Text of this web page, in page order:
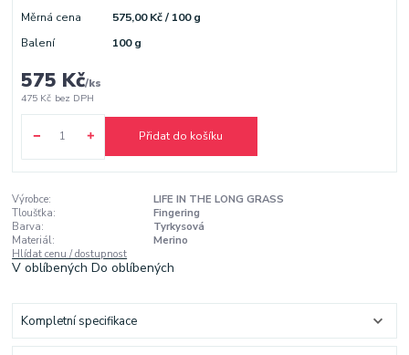
Měrná cena
575,00 Kč / 100 g
Balení
100 g
575 Kč/ks
475 Kč bez DPH
Přidat do košíku
Výrobce:
LIFE IN THE LONG GRASS
Tloušťka:
Fingering
Barva:
Tyrkysová
Materiál:
Merino
Hlídat cenu / dostupnost
V oblíbenýchDo oblíbených
Kompletní specifikace